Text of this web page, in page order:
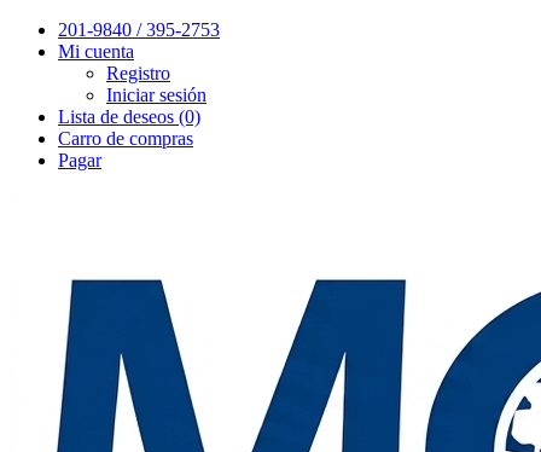
201-9840 / 395-2753
Mi cuenta
Registro
Iniciar sesión
Lista de deseos (0)
Carro de compras
Pagar